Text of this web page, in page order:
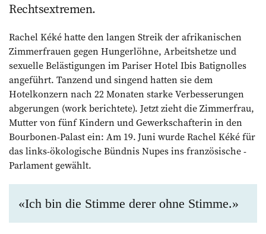
Rechtsextremen.
Rachel Kéké hatte den langen Streik der ­afrikanischen
Zimmerfrauen gegen Hungerlöhne, Arbeitshetze und
sexuelle Belästigungen im Pariser Hotel Ibis Batignolles
angeführt. Tanzend und singend hatten sie dem
Hotelkonzern nach 22 Monaten starke Verbesserungen
abgerungen (work berichtete). Jetzt zieht die Zimmerfrau,
Mutter von fünf Kindern und Gewerkschafterin in den
Bourbonen-Palast ein: Am 19. Juni wurde Rachel Kéké für
das links-ökolo­gische Bündnis Nupes ins französische ­
Parlament gewählt.
«Ich bin die Stimme derer ohne Stimme.»